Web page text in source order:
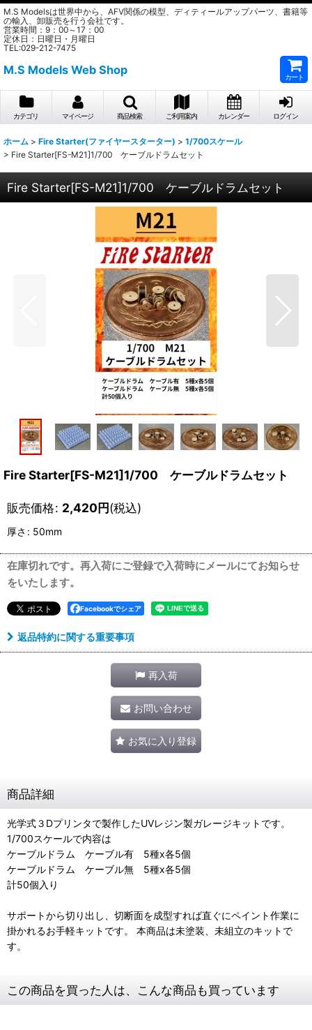
M.S Modelsは世界中から、AFV関係の模型、ディティールアップパーツ、書籍等
の輸入、卸販売を行う会社です。
営業時間：9：00～17：00
定休日：日曜日・月曜日
TEL:029-212-7475
M.S Models Web Shop
カート
カテゴリ マイページ 商品検索 ご利用案内 カレンダー ログイン
ホーム > Fire Starter(ファイヤースターター) > 1/700スケール
> Fire Starter[FS-M21]1/700 ケーブルドラムセット
Fire Starter[FS-M21]1/700 ケーブルドラムセット
Fire Starter[FS-M21]1/700 ケーブルドラムセット
販売価格: 2,420円(税込)
厚さ : 50mm
在庫切れです。再入荷にご登録で入荷時にメールにてお知らせ
をいたします。
Facebookでシェア
返品特約に関する重要事項
再入荷
お問い合わせ
お気に入り登録
商品詳細
光学式３Dプリンタで製作したUVレジン製ガレージキットです。
1/700スケールで内容は
ケーブルドラム ケーブル有 5種x各5個
ケーブルドラム ケーブル無 5種x各5個
計50個入り
サポートから切り出し、切断面を成型すれば直ぐにペイント作業に
掛かれるお手軽キットです。 本商品は未塗装、未組立のキットで
す。
この商品を買った人は、こんな商品も買っています